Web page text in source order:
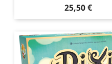
Prix
25,50 €